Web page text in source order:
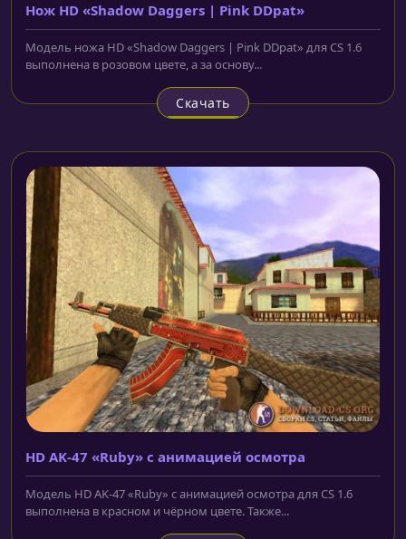
Нож HD «Shadow Daggers | Pink DDpat»
Модель ножа HD «Shadow Daggers | Pink DDpat» для CS 1.6
выполнена в розовом цвете, а за основу...
Скачать
HD AK-47 «Ruby» с анимацией осмотра
Модель HD AK-47 «Ruby» с анимацией осмотра для CS 1.6
выполнена в красном и чёрном цвете. Также...